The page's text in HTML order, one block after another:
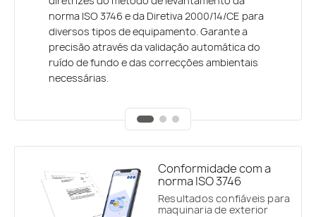
norma ISO 3746 e da Diretiva 2000/14/CE para
diversos tipos de equipamento. Garante a
precisão através da validação automática do
ruído de fundo e das correcções ambientais
necessárias.
passo através do posicionamento do
Microfone. O software calcula
automaticamente as áreas de superfície e
gere ciclos de teste específicos para cada
máquina.
aquisição em tempo real no iOS e Android.
Gere e partilhe imediatamente relatórios em
conformidade com a norma ISO, completos
com todos os cálculos e factores de
correção.
Conformidade com a
norma ISO 3746
Resultados confiáveis para
maquinaria de exterior